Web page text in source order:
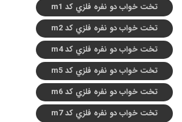
تخت خواب دو نفره فلزي کد m1
تخت خواب دو نفره فلزي کد m2
تخت خواب دو نفره فلزي کد m4
تخت خواب دو نفره فلزي کد m5
تخت خواب دو نفره فلزي کد m6
تخت خواب دو نفره فلزي کد m7